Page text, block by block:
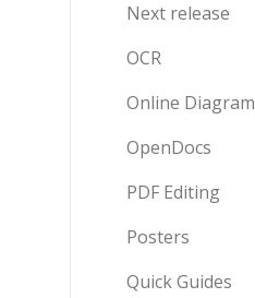
Next release
OCR
Online Diagram
OpenDocs
PDF Editing
Posters
Quick Guides